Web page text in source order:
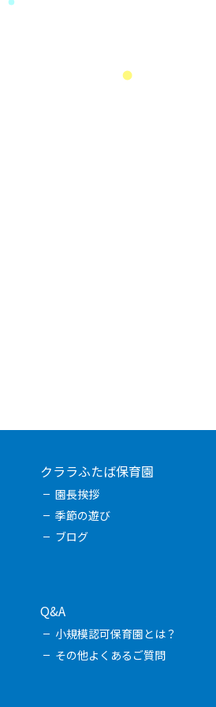
クララふたば保育園
園長挨拶
季節の遊び
ブログ
Q&A
小規模認可保育園とは？
その他よくあるご質問